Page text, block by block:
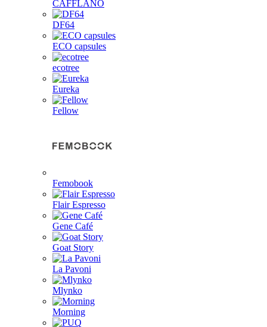
CAFFLANO
DF64
ECO capsules
ecotree
Eureka
Fellow
Femobook
Flair Espresso
Gene Café
Goat Story
La Pavoni
Mlynko
Morning